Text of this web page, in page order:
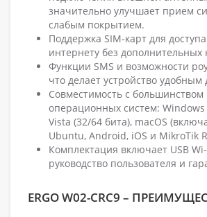
значительно улучшает прием
слабым покрытием.
Поддержка SIM-карт для
интернету без дополнительных
Функции SMS и возможности
что делает устройство
Совместимость с
операционных систем: Windows
Vista (32/64 бита), macOS
Ubuntu, Android, iOS и MikroTik
Комплектация включает USB
руководство пользователя и
ERGO W02-CRC9 –